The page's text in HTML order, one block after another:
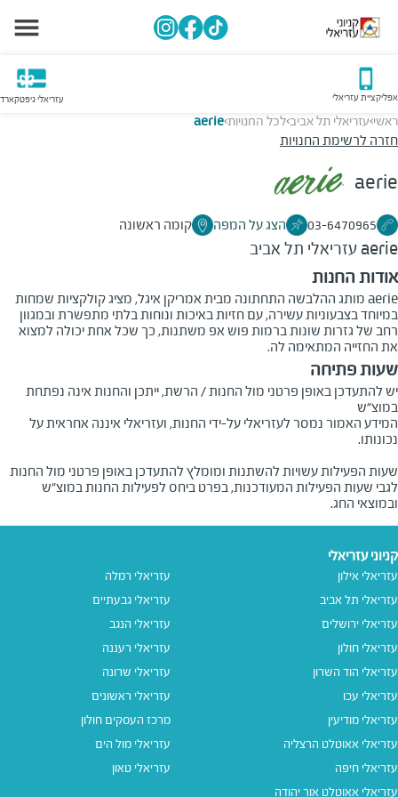
אפליקציית עזריאלי עזריאלי גיפטקארד
ראשי>עזריאלי תל אביב>לכל החנויות>
aerie
חזרה לרשימת החנויות
aerie
03-6470965 הצג על המפה קומה ראשונה
aerieעזריאלי תל אביב
אודות החנות
aerie מותג ההלבשה התחתונה מבית אמריקן איגל, מציג קולקציות שמחות
במיוחד בצבעוניות עשירה, עם חזיות באיכות ונוחות בלתי מתפשרת ובמגוון
רחב של גזרות שונות ברמות פוש אפ משתנות, כך שכל אחת יכולה למצוא
את החזייה המתאימה לה.
שעות פתיחה
במוצ"ש
המידע האמור נמסר לעזריאלי על-ידי החנות, ועזריאלי איננה אחראית על
שעות הפעילות עשויות להשתנות ומומלץ להתעדכן באופן פרטני מול החנות
לגבי שעות הפעילות המעודכנות, בפרט ביחס לפעילות החנות במוצ"ש
ובמוצאי החג.
קניוני עזריאלי
עזריאלי אילון
עזריאלי תל אביב
עזריאלי ירושלים
עזריאלי חולון
עזריאלי הוד השרון
עזריאלי עכו
עזריאלי מודיעין
עזריאלי אאוטלט הרצליה
עזריאלי חיפה
עזריאלי אאוטלט אור יהודה
עזריאלי רמלה
עזריאלי גבעתיים
עזריאלי הנגב
עזריאלי רעננה
עזריאלי שרונה
עזריאלי ראשונים
מרכז העסקים חולון
עזריאלי מול הים
עזריאלי טאון